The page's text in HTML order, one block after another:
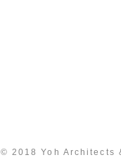
© 2018 Yoh Architects